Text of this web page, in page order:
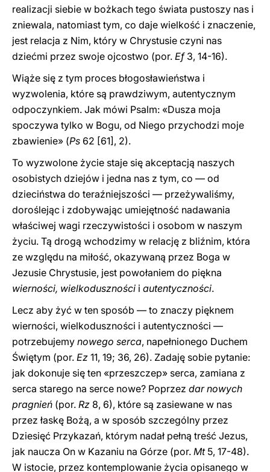
realizacji siebie w bożkach tego świata pustoszy nas i
zniewala, natomiast tym, co daje wielkość i znaczenie,
jest relacja z Nim, który w Chrystusie czyni nas
dziećmi przez swoje ojcostwo (por. Ef3, 14-16).
Wiąże się z tym proces błogosławieństwa i
wyzwolenia, które są prawdziwym, autentycznym
odpoczynkiem. Jak mówi Psalm: «Dusza moja
spoczywa tylko w Bogu, od Niego przychodzi moje
zbawienie» (Ps 62 [61], 2).
To wyzwolone życie staje się akceptacją naszych
osobistych dziejów i jedna nas z tym, co — od
dzieciństwa do teraźniejszości — przeżywaliśmy,
doroślejąc i zdobywając umiejętność nadawania
właściwej wagi rzeczywistości i osobom w naszym
życiu. Tą drogą wchodzimy w relację z bliźnim, która
ze względu na miłość, okazywaną przez Boga w
Jezusie Chrystusie, jest powołaniem do piękna
wierności, wielkoduszności i autentyczności.
Lecz aby żyć w ten sposób — to znaczy pięknem
wierności, wielkoduszności i autentyczności —
potrzebujemy nowego serca, napełnionego Duchem
Świętym (por. Ez 11, 19; 36, 26). Zadaję sobie pytanie:
jak dokonuje się ten «przeszczep» serca, zamiana z
serca starego na serce nowe? Poprzez dar nowych
pragnień (por. Rz 8, 6), które są zasiewane w nas
przez łaskę Bożą, a w sposób szczególny przez
Dziesięć Przykazań, którym nadał pełną treść Jezus,
jak naucza On w Kazaniu na Górze (por. Mt5, 17-48).
W istocie, przez kontemplowanie życia opisanego w